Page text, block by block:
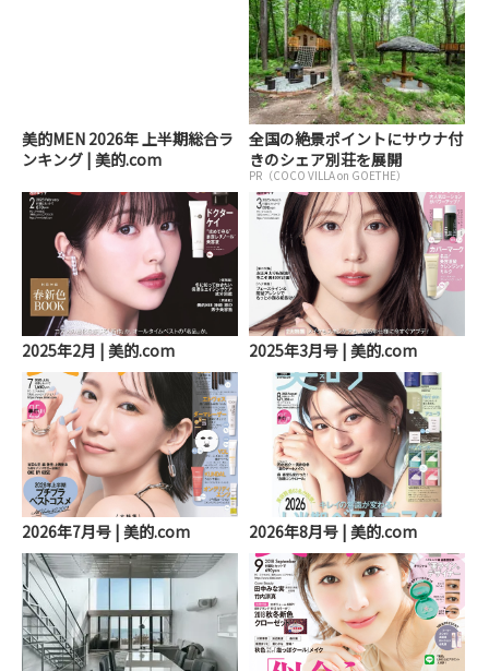
美的MEN 2026年 上半期総合ラ
ンキング | 美的.com
全国の絶景ポイントにサウナ付
きのシェア別荘を展開
PR（COCO VILLA on GOETHE）
2025年2月 | 美的.com 2025年3月号 | 美的.com
2026年7月号 | 美的.com 2026年8月号 | 美的.com